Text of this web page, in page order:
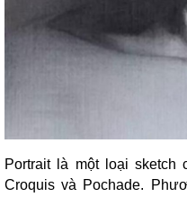
Portrait là một loại
Croquis và Pochade.